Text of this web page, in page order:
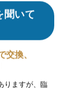
聞いて
交換、
りますが、臨